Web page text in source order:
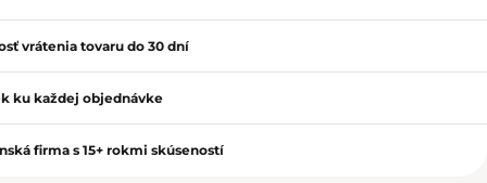
vrátenia tovaru do 30 dní
ku každej objednávke
firma s 15+ rokmi skúseností